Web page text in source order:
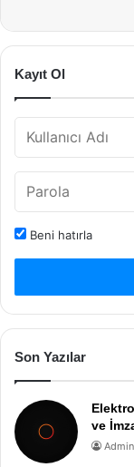
Kayıt Ol
Beni hatırla
Son Yazılar
ve
Admin